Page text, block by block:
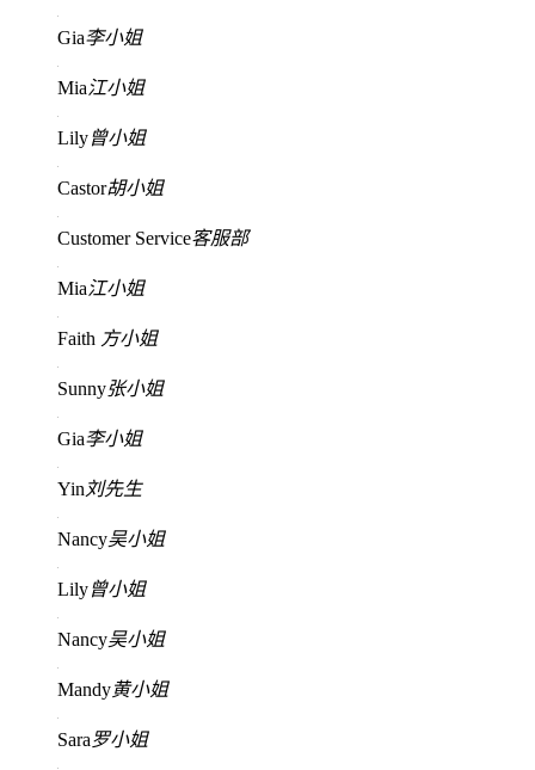
Gia李小姐
Mia江小姐
Lily曾小姐
Castor胡小姐
Customer Service客服部
Mia江小姐
Faith 方小姐
Sunny张小姐
Gia李小姐
Yin 刘先生
Nancy吴小姐
Lily曾小姐
Nancy吴小姐
Mandy黄小姐
Sara罗小姐